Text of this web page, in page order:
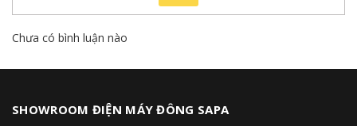
Chưa có bình luận nào
SHOWROOM ĐIỆN MÁY ĐÔNG SAPA